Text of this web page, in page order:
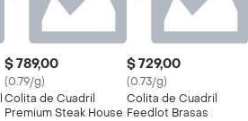
$ 789,00
(0.79/g)
Colita de Cuadril
Premium Steak House
$ 729,00
(0.73/g)
Colita de Cuadril
Feedlot Brasas